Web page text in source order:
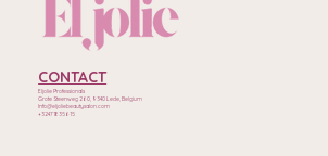
CONTACT
Eljolie Professionals
Grote Steenweg 260, 9340 Lede, Belgium
Info@eljoliebeautysalon.com
+32471835615